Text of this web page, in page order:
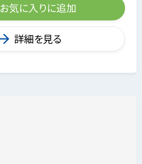
お気に入りに追加
詳細を見る